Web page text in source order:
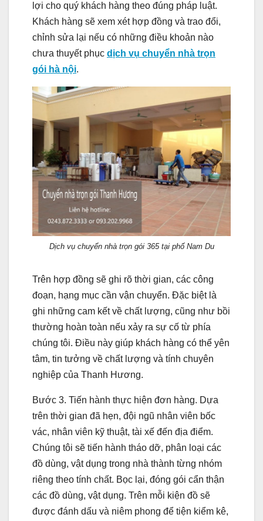
lợi cho quý khách hàng theo đúng pháp luật.
Khách hàng sẽ xem xét hợp đồng và trao đổi,
chỉnh sửa lại nếu có những điều khoản nào
chưa thuyết phục dịch vụ chuyển nhà trọn
gói hà nội.
Dịch vụ chuyển nhà trọn gói 365 tại phố Nam Du
Trên hợp đồng sẽ ghi rõ thời gian, các công
đoạn, hạng mục cần vận chuyển. Đặc biệt là
ghi những cam kết về chất lượng, cũng như bồi
thường hoàn toàn nếu xảy ra sự cố từ phía
chúng tôi. Điều này giúp khách hàng có thể yên
tâm, tin tưởng về chất lượng và tính chuyên
nghiệp của Thanh Hương.
Bước 3. Tiến hành thực hiện đơn hàng. Dựa
trên thời gian đã hẹn, đội ngũ nhân viên bốc
vác, nhân viên kỹ thuật, tài xế đến địa điểm.
Chúng tôi sẽ tiến hành tháo dỡ, phân loại các
đồ dùng, vật dụng trong nhà thành từng nhóm
riêng theo tính chất. Bọc lại, đóng gói cẩn thận
các đồ dùng, vật dụng. Trên mỗi kiện đồ sẽ
được đánh dấu và niêm phong để tiện kiểm kê,